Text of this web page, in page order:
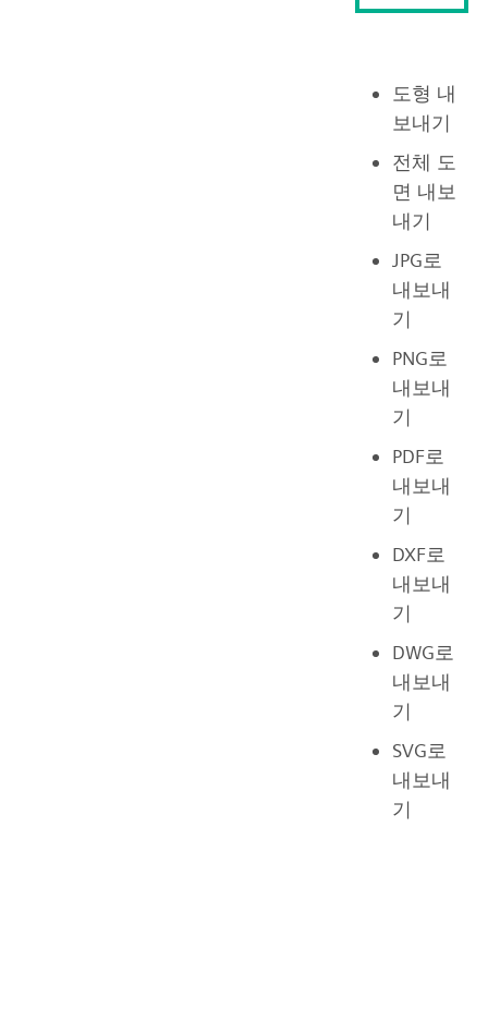
도형 내
보내기
전체 도
면 내보
내기
JPG로
내보내
기
PNG로
내보내
기
PDF로
내보내
기
DXF로
내보내
기
DWG로
내보내
기
SVG로
내보내
기